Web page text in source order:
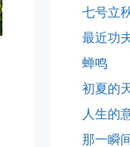
七号立
最近功
蝉鸣
初夏的
人生的
那一瞬